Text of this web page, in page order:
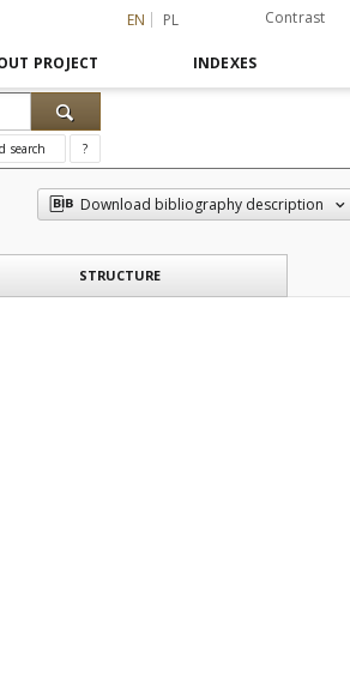
EN PL Contrast
PROJECT INDEXES
search ?
Download bibliography description
STRUCTURE